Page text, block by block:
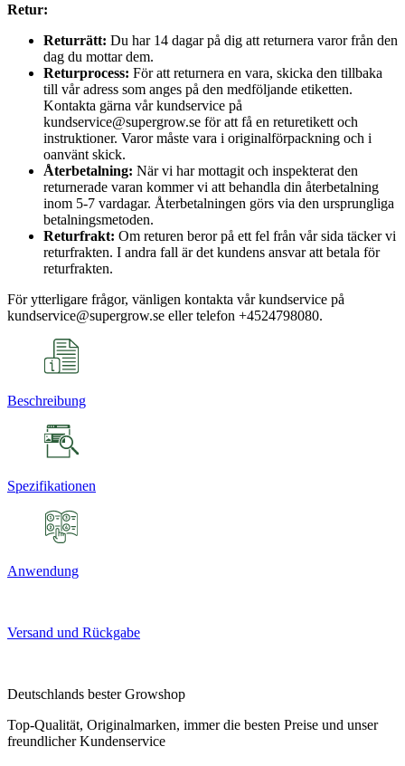
Retur:
Returrätt: Du har 14 dagar på dig att returnera varor från den
dag du mottar dem.
Returprocess: För att returnera en vara, skicka den tillbaka
till vår adress som anges på den medföljande etiketten.
Kontakta gärna vår kundservice på
kundservice@supergrow.se för att få en returetikett och
instruktioner. Varor måste vara i originalförpackning och i
oanvänt skick.
Återbetalning: När vi har mottagit och inspekterat den
returnerade varan kommer vi att behandla din återbetalning
inom 5-7 vardagar. Återbetalningen görs via den ursprungliga
betalningsmetoden.
Returfrakt: Om returen beror på ett fel från vår sida täcker vi
returfrakten. I andra fall är det kundens ansvar att betala för
returfrakten.
För ytterligare frågor, vänligen kontakta vår kundservice på
kundservice@supergrow.se eller telefon +4524798080.
Beschreibung
Spezifikationen
Anwendung
Versand und Rückgabe
Deutschlands bester Growshop
Top-Qualität, Originalmarken, immer die besten Preise und unser
freundlicher Kundenservice